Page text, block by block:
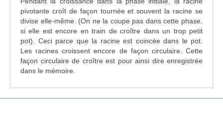
pivotante croît de façon tournée et souvent la racine se
divise elle-même. (On ne la coupe pas dans cette phase,
si elle est encore en train de croître dans un trop petit
pot). Ceci parce que la racine est coincée dans le pot.
Les racines croissent encore de façon circulaire. Cette
façon circulaire de croître est pour ainsi dire enregistrée
dans le mémoire.